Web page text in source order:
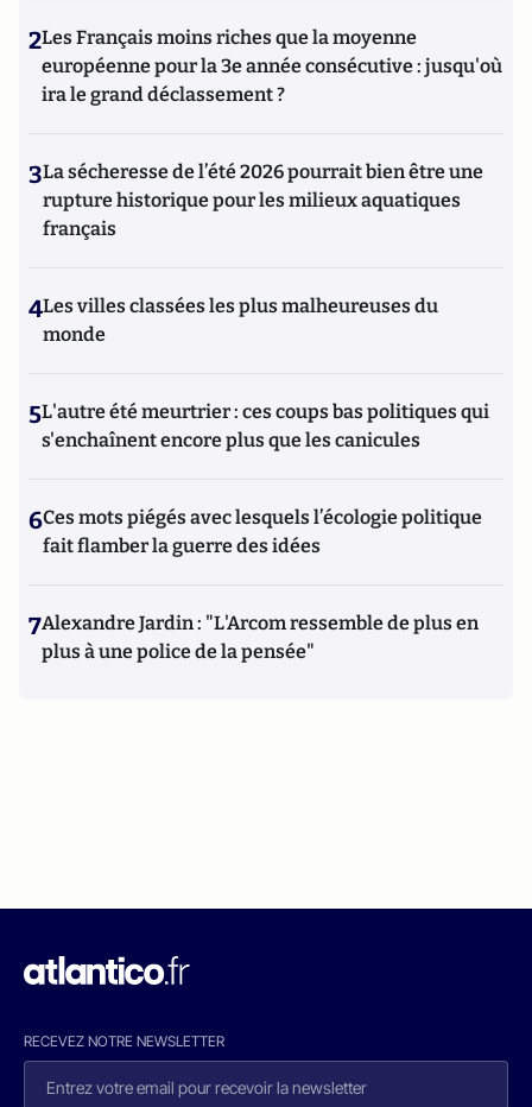
2Les Français moins riches que la moyenne
européenne pour la 3e année consécutive : jusqu'où
ira le grand déclassement ?
3La sécheresse de l’été 2026 pourrait bien être une
rupture historique pour les milieux aquatiques
français
4Les villes classées les plus malheureuses du
monde
5L'autre été meurtrier : ces coups bas politiques qui
s'enchaînent encore plus que les canicules
6Ces mots piégés avec lesquels l’écologie politique
fait flamber la guerre des idées
7Alexandre Jardin : "L'Arcom ressemble de plus en
plus à une police de la pensée"
RECEVEZ NOTRE NEWSLETTER